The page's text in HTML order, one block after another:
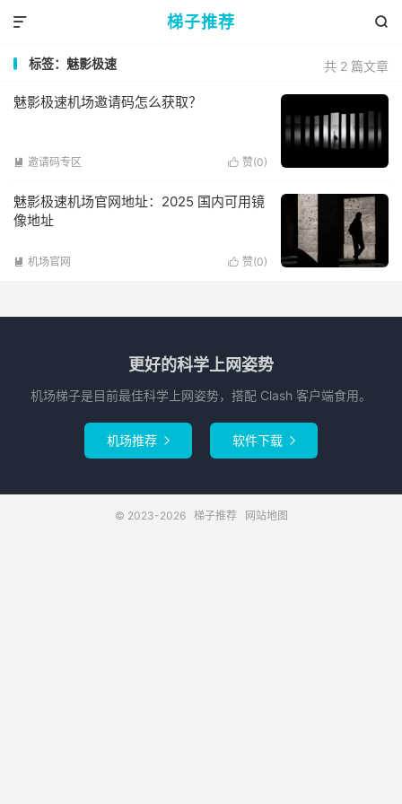
梯子推荐 

共 2 篇文章
标签：魅影极速
魅影极速机场邀请码怎么获取？
 赞(0)
 邀请码专区
魅影极速机场官网地址：2025 国内可用镜
像地址
 赞(0)
 机场官网
更好的科学上网姿势
机场梯子是目前最佳科学上网姿势，搭配 Clash 客户端食用。
机场推荐  软件下载 
© 2023-2026 梯子推荐 网站地图